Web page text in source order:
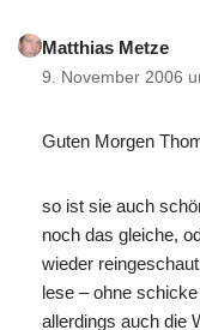
Matthias Metze
9. November 2006
Guten Morgen
so ist sie auch
noch das gleiche,
wieder
lese – ohne
allerdings auch die